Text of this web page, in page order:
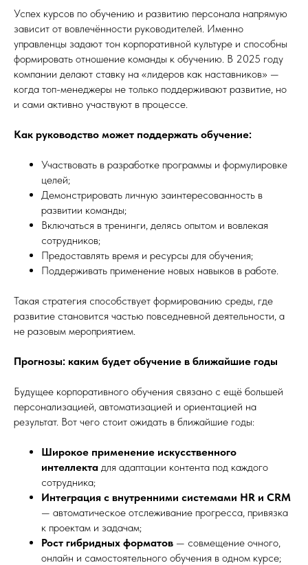
Успех курсов по обучению и развитию персонала напрямую
зависит от вовлечённости руководителей. Именно
управленцы задают тон корпоративной культуре и способны
формировать отношение команды к обучению. В 2025 году
компании делают ставку на «лидеров как наставников» —
когда топ-менеджеры не только поддерживают развитие, но
и сами активно участвуют в процессе.
Как руководство может поддержать обучение:
Участвовать в разработке программы и формулировке
целей;
Демонстрировать личную заинтересованность в
развитии команды;
Включаться в тренинги, делясь опытом и вовлекая
сотрудников;
Предоставлять время и ресурсы для обучения;
Поддерживать применение новых навыков в работе.
Такая стратегия способствует формированию среды, где
развитие становится частью повседневной деятельности, а
не разовым мероприятием.
Прогнозы: каким будет обучение в ближайшие годы
Будущее корпоративного обучения связано с ещё большей
персонализацией, автоматизацией и ориентацией на
результат. Вот чего стоит ожидать в ближайшие годы:
Широкое применение искусственного
интеллекта для адаптации контента под каждого
сотрудника;
Интеграция с внутренними системами HR и CRM
— автоматическое отслеживание прогресса, привязка
к проектам и задачам;
Рост гибридных форматов — совмещение очного,
онлайн и самостоятельного обучения в одном курсе;